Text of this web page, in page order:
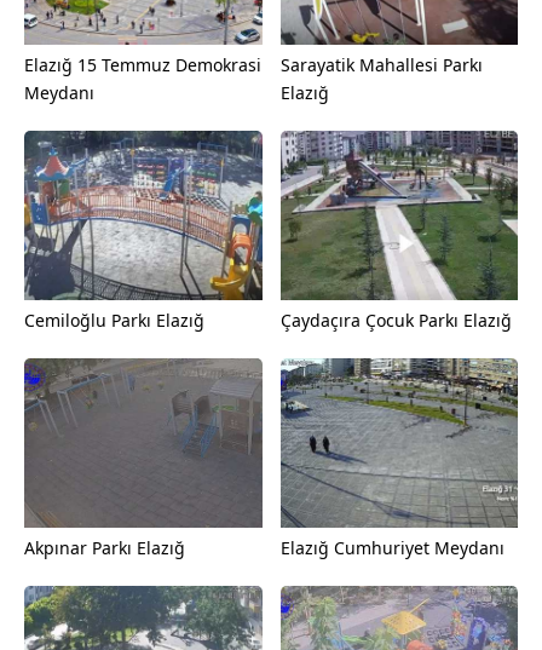
Elazığ 15 Temmuz Demokrasi
Meydanı
Sarayatik Mahallesi Parkı
Elazığ
Cemiloğlu Parkı Elazığ Çaydaçıra Çocuk Parkı Elazığ
Akpınar Parkı Elazığ Elazığ Cumhuriyet Meydanı